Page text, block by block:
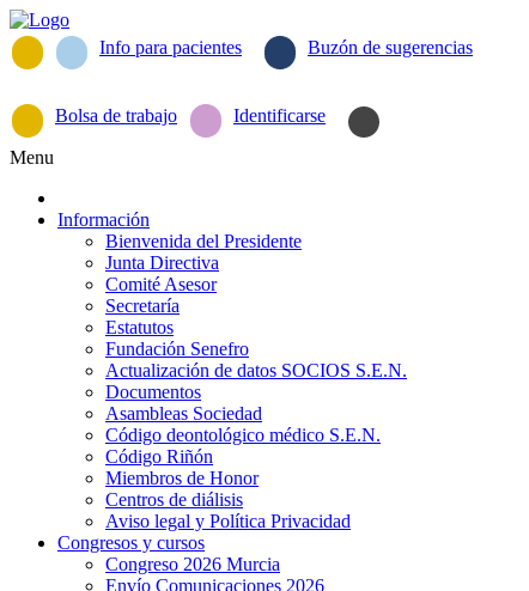
Info para pacientes Buzón de sugerencias
Bolsa de trabajo Identificarse
Menu
Información
Bienvenida del Presidente
Junta Directiva
Comité Asesor
Secretaría
Estatutos
Fundación Senefro
Actualización de datos SOCIOS S.E.N.
Documentos
Asambleas Sociedad
Código deontológico médico S.E.N.
Código Riñón
Miembros de Honor
Centros de diálisis
Aviso legal y Política Privacidad
Congresos y cursos
Congreso 2026 Murcia
Envío Comunicaciones 2026